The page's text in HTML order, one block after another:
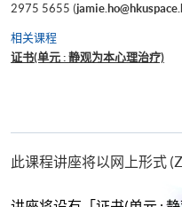
2975 5655 (
相关课程
证书(单元 : 静观为本心理治疗)
此课程讲座将以网上形式